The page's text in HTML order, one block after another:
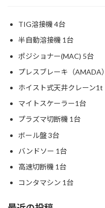
TIG溶接機 4台
半自動溶接機 1台
ポジショナー(MAC) 5台
プレスブレーキ（AMADA
ホイスト式天井クレーン
マイトスケーラー1台
プラズマ切断機 1台
ボール盤 3台
バンドソー 1台
高速切断機 1台
コンタマシン 1台